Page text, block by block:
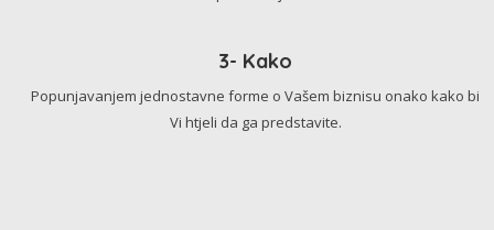
3- Kako
Popunjavanjem jednostavne forme o Vašem biznisu onako kako bi
Vi htjeli da ga predstavite.